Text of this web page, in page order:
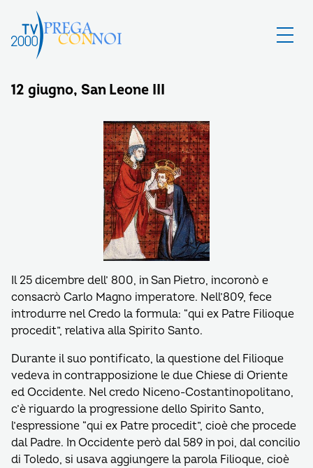
12 giugno, San Leone III
Il 25 dicembre dell’ 800, in San Pietro, incoronò e
consacrò Carlo Magno imperatore. Nell’809, fece
introdurre nel Credo la formula: “qui ex Patre Filioque
procedit”, relativa alla Spirito Santo.
Durante il suo pontificato, la questione del Filioque
vedeva in contrapposizione le due Chiese di Oriente
ed Occidente. Nel credo Niceno-Costantinopolitano,
c’è riguardo la progressione dello Spirito Santo,
l’espressione “qui ex Patre procedit”, cioè che procede
dal Padre. In Occidente però dal 589 in poi, dal concilio
di Toledo, si usava aggiungere la parola Filioque, cioè